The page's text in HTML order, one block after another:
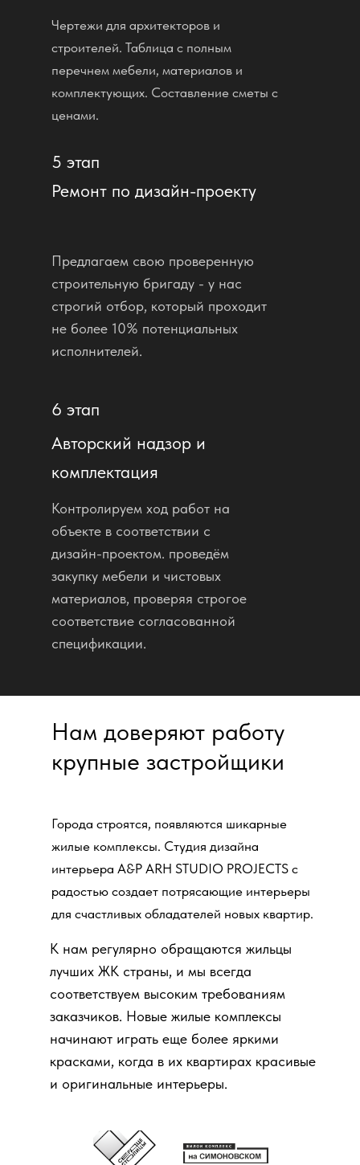
Чертежи для архитекторов и
строителей. Таблица с полным
перечнем мебели, материалов и
комплектующих. Составление сметы с
ценами.
5 этап
Предлагаем свою проверенную
строительную бригаду - у нас
строгий отбор, который проходит
не более 10% потенциальных
исполнителей.
Ремонт по дизайн-проекту
Авторский надзор и
комплектация
6 этап
Контролируем ход работ на
объекте в соответствии с
дизайн-проектом. проведём
закупку мебели и чистовых
материалов, проверяя строгое
соответствие согласованной
спецификации.
Города строятся, появляются шикарные
жилые комплексы. Студия дизайна
интерьера A&P ARH STUDIO PROJECTS с
радостью создает потрясающие интерьеры
для счастливых обладателей новых квартир.
К нам регулярно обращаются жильцы
лучших ЖК страны, и мы всегда
соответствуем высоким требованиям
заказчиков. Новые жилые комплексы
начинают играть еще более яркими
красками, когда в их квартирах красивые
и оригинальные интерьеры.
Нам доверяют работу
крупные застройщики